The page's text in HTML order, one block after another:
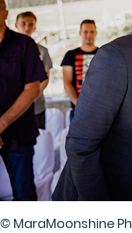
© MaraMoonshine